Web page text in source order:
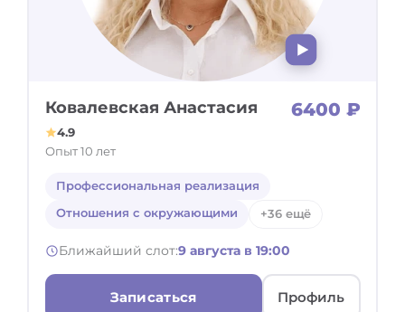
Ковалевская Анастасия 6400 ₽
4.9
Опыт 10 лет
Профессиональная реализация
Отношения с окружающими
+36 ещё
Ближайший слот:9 августа в 19:00
Записаться Профиль